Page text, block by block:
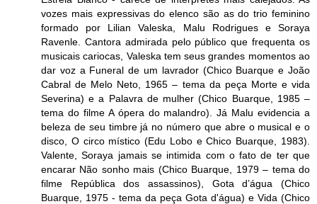
vozes mais expressivas do elenco são as do trio feminino
formado por Lilian Valeska, Malu Rodrigues e Soraya
Ravenle. Cantora admirada pelo público que frequenta os
musicais cariocas, Valeska tem seus grandes momentos ao
dar voz a Funeral de um lavrador (Chico Buarque e João
Cabral de Melo Neto, 1965 – tema da peça Morte e vida
Severina) e a Palavra de mulher (Chico Buarque, 1985 –
tema do filme A ópera do malandro). Já Malu evidencia a
beleza de seu timbre já no número que abre o musical e o
disco, O circo místico (Edu Lobo e Chico Buarque, 1983).
Valente, Soraya jamais se intimida com o fato de ter que
encarar Não sonho mais (Chico Buarque, 1979 – tema do
filme República dos assassinos), Gota d’água (Chico
Buarque, 1975 - tema da peça Gota d'água) e Vida (Chico